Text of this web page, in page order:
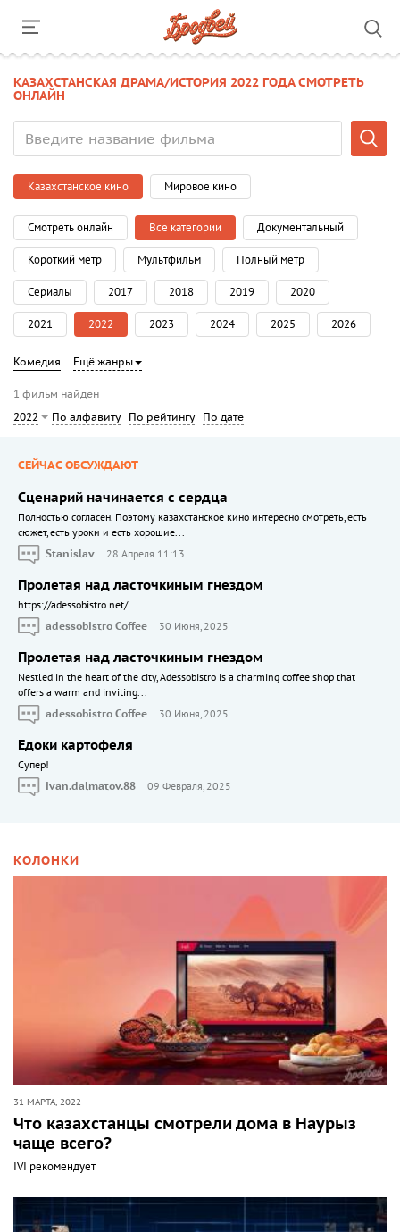
КАЗАХСТАНСКАЯ ДРАМА/ИСТОРИЯ 2022 ГОДА СМОТРЕТЬ
ОНЛАЙН
Казахстанское кино Мировое кино
Смотреть онлайн Все категории Документальный
Короткий метр Мультфильм Полный метр
Сериалы 2017 2018 2019 2020
2021 2022 2023 2024 2025 2026
Комедия Ещё жанры
1 фильм найден
2022
По алфавиту По рейтингу По дате
СЕЙЧАС ОБСУЖДАЮТ
Сценарий начинается с сердца
Полностью согласен. Поэтому казахстанское кино интересно смотреть, есть
сюжет, есть уроки и есть хорошие...
Stanislav
28 Апреля 11:13
Пролетая над ласточкиным гнездом
https://adessobistro.net/
adessobistro Coffee
30 Июня, 2025
Пролетая над ласточкиным гнездом
Nestled in the heart of the city, Adessobistro is a charming coffee shop that
offers a warm and inviting...
adessobistro Coffee
30 Июня, 2025
Едоки картофеля
Cупер!
ivan.dalmatov.88
09 Февраля, 2025
КОЛОНКИ
31 МАРТА, 2022
Что казахстанцы смотрели дома в Наурыз
чаще всего?
IVI рекомендует